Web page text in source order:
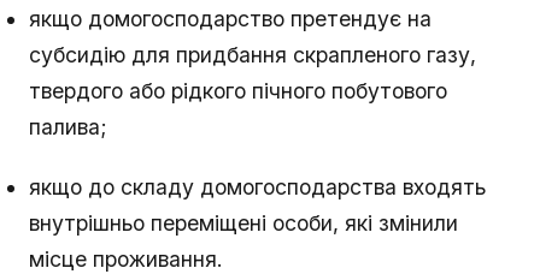
якщо домогосподарство претендує на
субсидію для придбання скрапленого газу,
твердого або рідкого пічного побутового
палива;
якщо до складу домогосподарства входять
внутрішньо переміщені особи, які змінили
місце проживання.